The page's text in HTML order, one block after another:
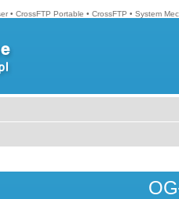
• CrossFTP Portable • CrossFTP • System